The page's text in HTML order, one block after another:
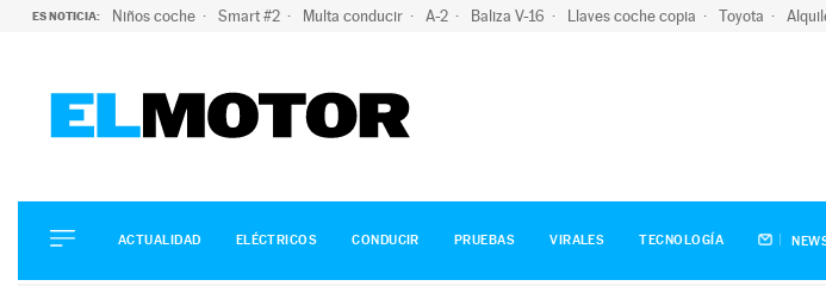
ES NOTICIA: Niños coche Smart #2 Multa conducir A-2 Baliza V-16 Llaves coche copia Toyota
ELÉCTRICOS
CONDUCIR
ACTUALIDAD ELÉCTRICOS CONDUCIR PRUEBAS VIRALES TECNOLOGÍA